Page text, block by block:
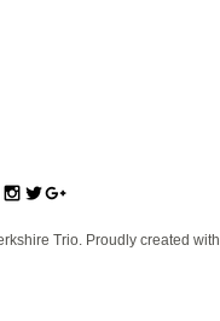
Trio. Proudly created with